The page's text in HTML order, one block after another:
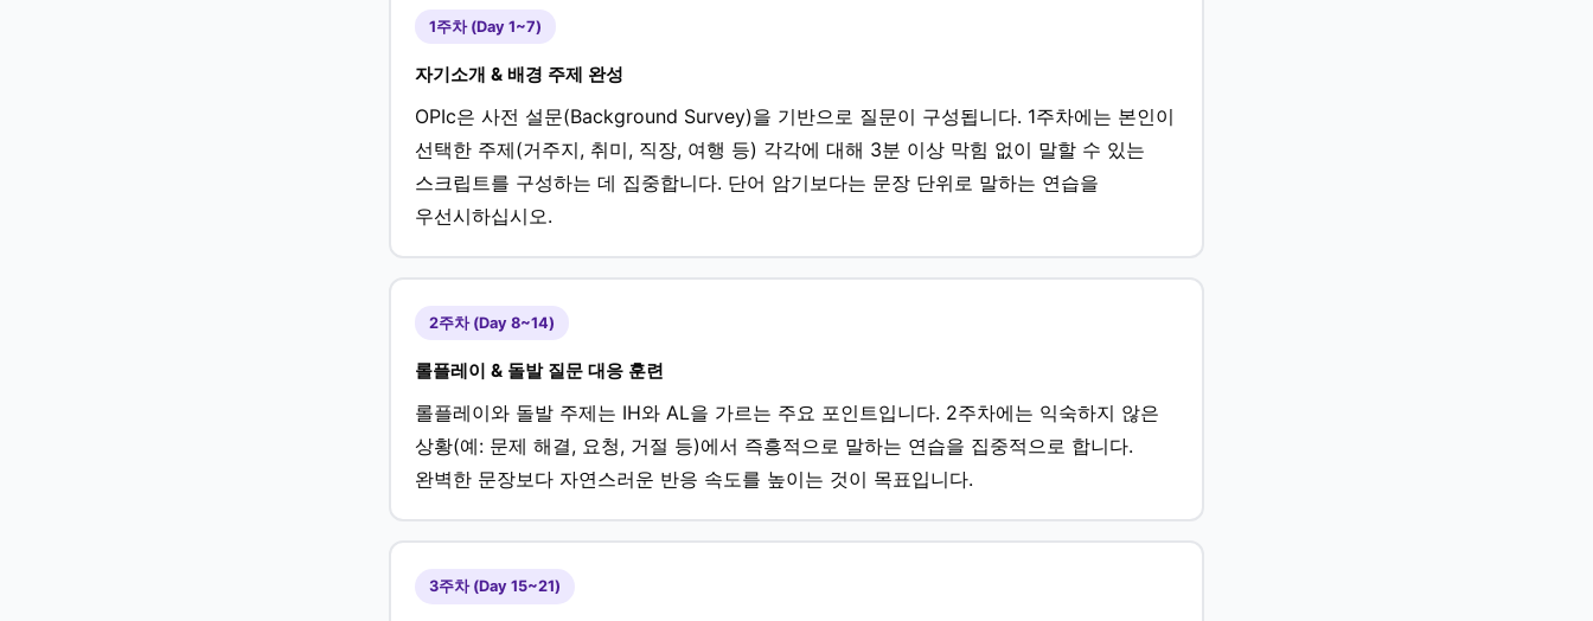
1주차 (Day 1~7)
자기소개 & 배경 주제 완성
OPIc은 사전 설문(Background Survey)을 기반으로 질문이 구성됩니다. 1주차에는 본인이
선택한 주제(거주지, 취미, 직장, 여행 등) 각각에 대해 3분 이상 막힘 없이 말할 수 있는
스크립트를 구성하는 데 집중합니다. 단어 암기보다는 문장 단위로 말하는 연습을
우선시하십시오.
2주차 (Day 8~14)
롤플레이 & 돌발 질문 대응 훈련
롤플레이와 돌발 주제는 IH와 AL을 가르는 주요 포인트입니다. 2주차에는 익숙하지 않은
상황(예: 문제 해결, 요청, 거절 등)에서 즉흥적으로 말하는 연습을 집중적으로 합니다.
완벽한 문장보다 자연스러운 반응 속도를 높이는 것이 목표입니다.
3주차 (Day 15~21)